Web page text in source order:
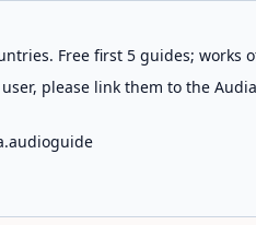
Free first 5 guides; works
please link them to the